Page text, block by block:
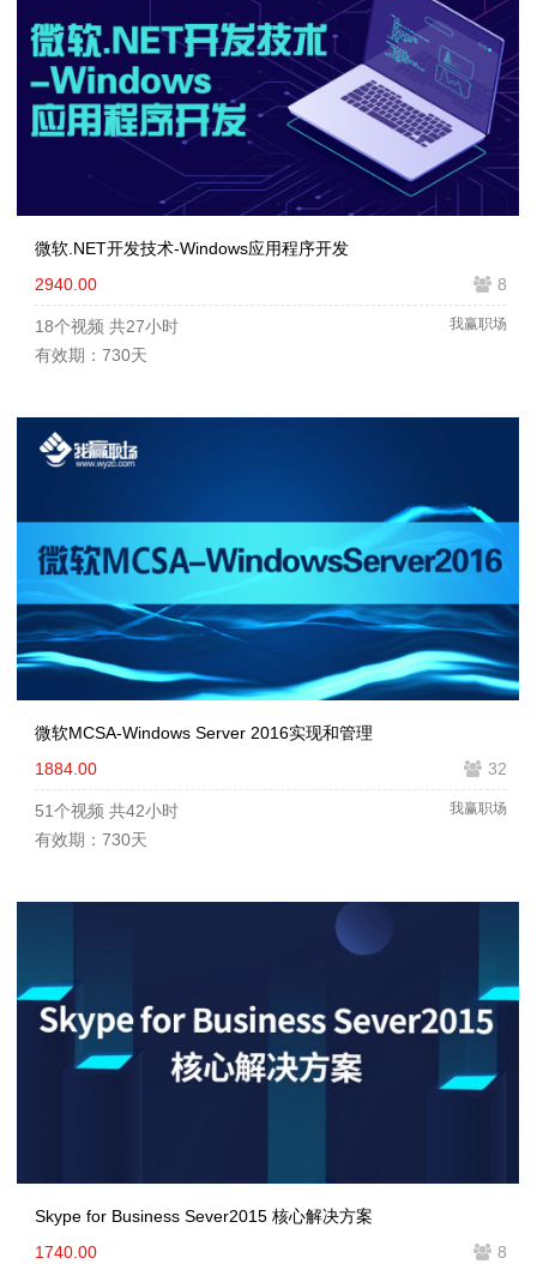
微软.NET开发技术-Windows应用程序开发
8
2940.00
我赢职场
18个视频 共27小时
有效期：730天
微软MCSA-Windows Server 2016实现和管理
32
1884.00
我赢职场
51个视频 共42小时
有效期：730天
Skype for Business Sever2015 核心解决方案
8
1740.00